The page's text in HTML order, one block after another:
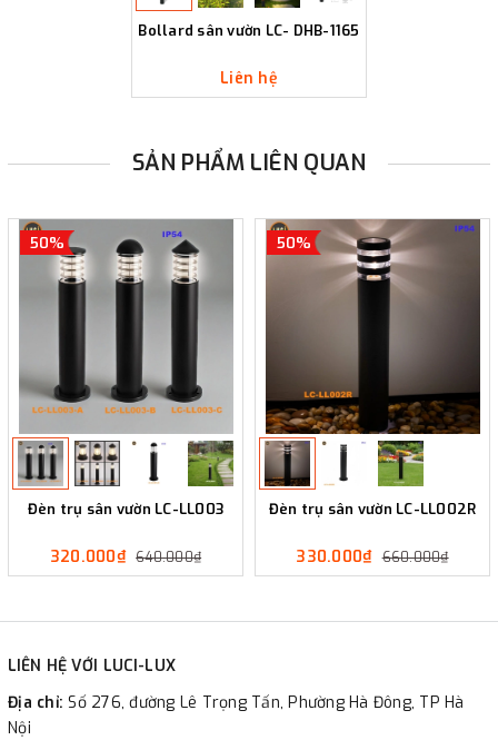
Bollard sân vườn LC- DHB-1165
Liên hệ
SẢN PHẨM LIÊN QUAN
50%
Đèn trụ sân vườn LC-LL003
320.000₫ 640.000₫
50%
Đèn trụ sân vườn LC-LL002R
330.000₫ 660.000₫
LIÊN HỆ VỚI LUCI-LUX
Địa chỉ:Số 276, đường Lê Trọng Tấn, Phường Hà Đông, TP Hà
Nội